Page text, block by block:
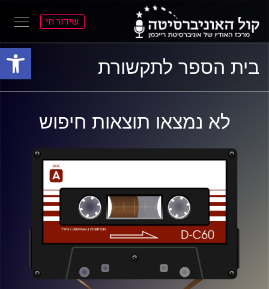
פתח
התפריט
הראשי
התוכן
הראשי
שידור חי
בית הספר לתקשורת
לא נמצאו תוצאות חיפוש